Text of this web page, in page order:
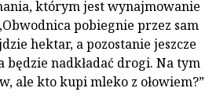
którym jest wynajmowanie
pobiegnie przez sam
hektar, a pozostanie jeszcze
będzie nadkładać drogi. Na tym
ale kto kupi mleko z ołowiem?”